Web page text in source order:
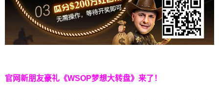
官网新朋友豪礼 《WSOP梦想大转盘》来了！